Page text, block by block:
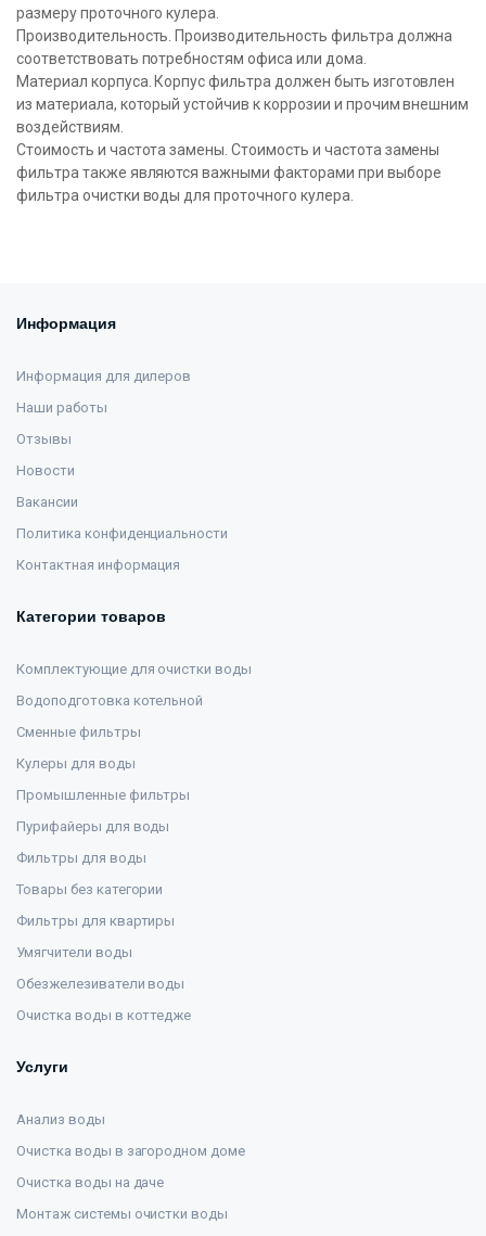
размеру проточного кулера.
Производительность. Производительность фильтра должна
соответствовать потребностям офиса или дома.
Материал корпуса. Корпус фильтра должен быть изготовлен
из материала, который устойчив к коррозии и прочим внешним
воздействиям.
Стоимость и частота замены. Стоимость и частота замены
фильтра также являются важными факторами при выборе
фильтра очистки воды для проточного кулера.
Информация
Информация для дилеров
Наши работы
Отзывы
Новости
Вакансии
Политика конфиденциальности
Контактная информация
Категории товаров
Комплектующие для очистки воды
Водоподготовка котельной
Сменные фильтры
Кулеры для воды
Промышленные фильтры
Пурифайеры для воды
Фильтры для воды
Товары без категории
Фильтры для квартиры
Умягчители воды
Обезжелезиватели воды
Очистка воды в коттедже
Услуги
Анализ воды
Очистка воды в загородном доме
Очистка воды на даче
Монтаж системы очистки воды